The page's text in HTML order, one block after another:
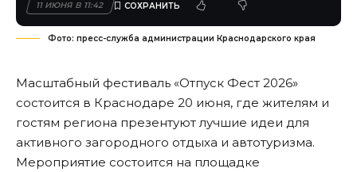
11 ИЮНЯ В 11:42
Фото: пресс-служба администрации Краснодарского края
Масштабный фестиваль «Отпуск Фест 2026»
состоится в Краснодаре 20 июня, где жителям и
гостям региона презентуют лучшие идеи для
активного загородного отдыха и автотуризма.
Мероприятие состоится на площадке